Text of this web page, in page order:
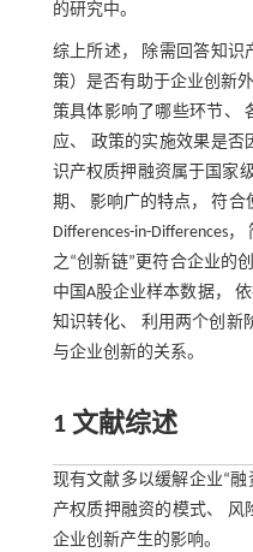
的研究中。
综上所述， 除需回答知识
策）是否有助于企业创新
策具体影响了哪些环节、
应、 政策的实施效果是否
识产权质押融资属于国家
期、 影响广的特点， 符合
Differences-in-Differences
之“创新链”更符合企业的
中国A股企业样本数据，
知识转化、 利用两个创新
与企业创新的关系。
1 文献综述
现有文献多以缓解企业“
产权质押融资的模式、 风
企业创新产生的影响。